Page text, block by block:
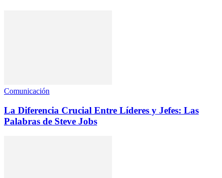
Comunicación
La Diferencia Crucial Entre Líderes y Jefes: Las
Palabras de Steve Jobs